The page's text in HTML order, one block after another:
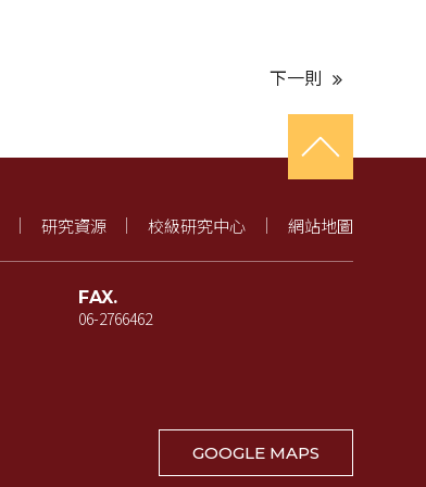
下一則
研究資源 校級研究中心 網站地圖
FAX.
06-2766462
GOOGLE MAPS